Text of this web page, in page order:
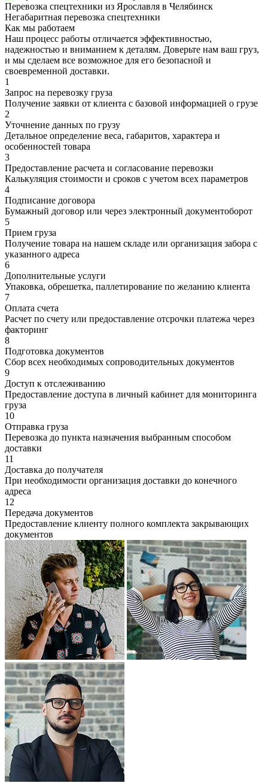
Перевозка спецтехники из Ярославля в Челябинск
Негабаритная перевозка спецтехники
Как мы работаем
Наш процесс работы отличается эффективностью,
надежностью и вниманием к деталям. Доверьте нам ваш груз,
и мы сделаем все возможное для его безопасной и
своевременной доставки.
1
Запрос на перевозку груза
Получение заявки от клиента с базовой информацией о грузе
2
Уточнение данных по грузу
Детальное определение веса, габаритов, характера и
особенностей товара
3
Предоставление расчета и согласование перевозки
Калькуляция стоимости и сроков с учетом всех параметров
4
Подписание договора
Бумажный договор или через электронный документоборот
5
Прием груза
Получение товара на нашем складе или организация забора с
указанного адреса
6
Дополнительные услуги
Упаковка, обрешетка, паллетирование по желанию клиента
7
Оплата счета
Расчет по счету или предоставление отсрочки платежа через
факторинг
8
Подготовка документов
Сбор всех необходимых сопроводительных документов
9
Доступ к отслеживанию
Предоставление доступа в личный кабинет для мониторинга
груза
10
Отправка груза
Перевозка до пункта назначения выбранным способом
доставки
11
Доставка до получателя
При необходимости организация доставки до конечного
адреса
12
Передача документов
Предоставление клиенту полного комплекта закрывающих
документов